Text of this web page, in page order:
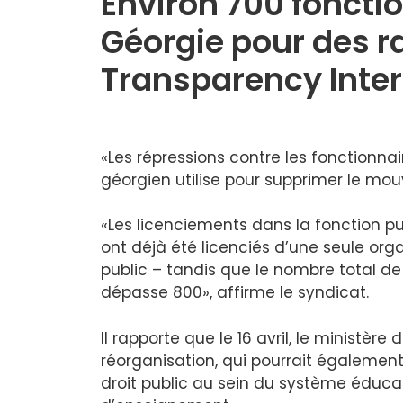
Géorgie pour des
Transparency
«Les répressions contre les
géorgien utilise pour supprimer le
«Les licenciements dans la fonction
ont déjà été licenciés d’une seule
public – tandis que le nombre total
dépasse 800», affirme le syndicat.
Il rapporte que le 16 avril, le ministère
réorganisation, qui pourrait
droit public au sein du système